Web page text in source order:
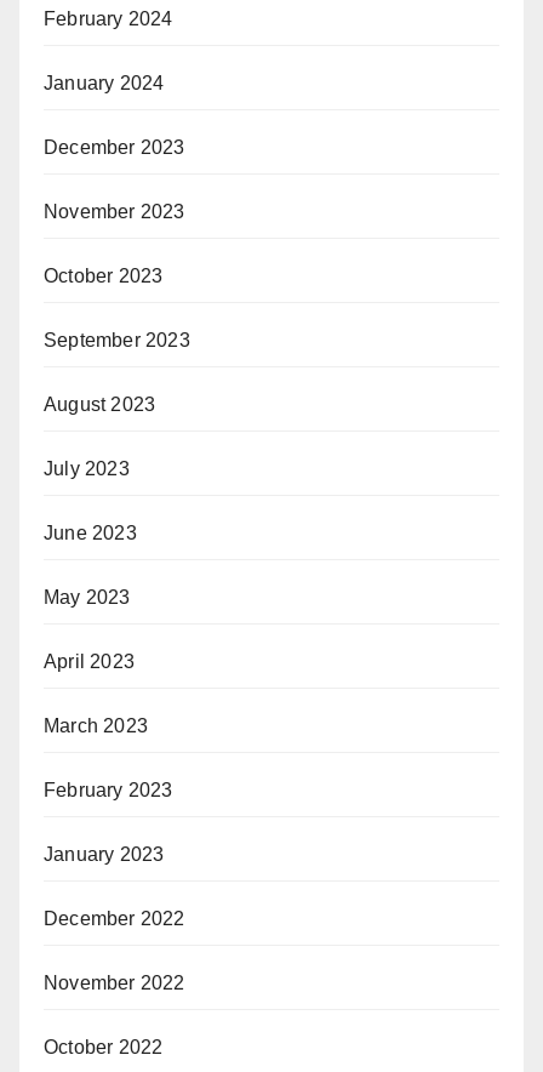
February 2024
January 2024
December 2023
November 2023
October 2023
September 2023
August 2023
July 2023
June 2023
May 2023
April 2023
March 2023
February 2023
January 2023
December 2022
November 2022
October 2022